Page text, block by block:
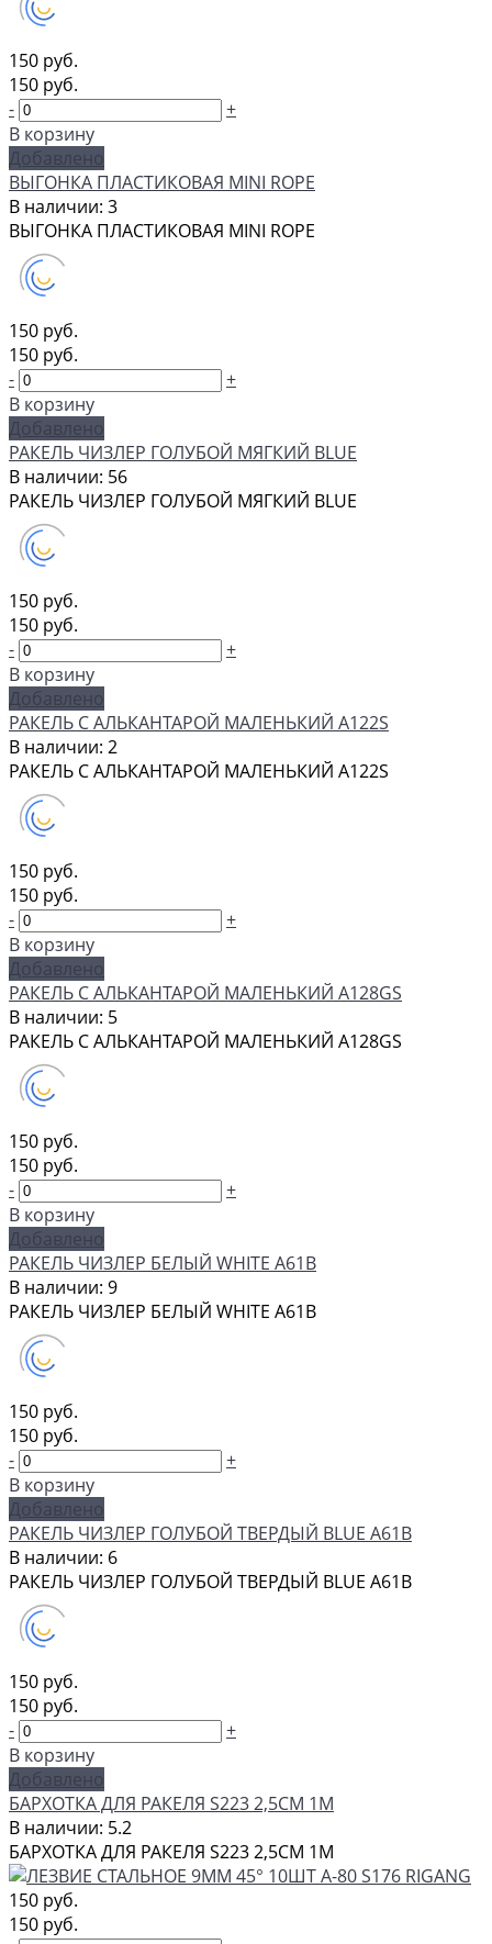
150 руб.
150 руб.
-
+
В корзину
Добавлено
ВЫГОНКА ПЛАСТИКОВАЯ MINI ROPE
В наличии: 3
ВЫГОНКА ПЛАСТИКОВАЯ MINI ROPE
150 руб.
150 руб.
-
+
В корзину
Добавлено
РАКЕЛЬ ЧИЗЛЕР ГОЛУБОЙ МЯГКИЙ BLUE
В наличии: 56
РАКЕЛЬ ЧИЗЛЕР ГОЛУБОЙ МЯГКИЙ BLUE
150 руб.
150 руб.
-
+
В корзину
Добавлено
РАКЕЛЬ С АЛЬКАНТАРОЙ МАЛЕНЬКИЙ A122S
В наличии: 2
РАКЕЛЬ С АЛЬКАНТАРОЙ МАЛЕНЬКИЙ A122S
150 руб.
150 руб.
-
+
В корзину
Добавлено
РАКЕЛЬ С АЛЬКАНТАРОЙ МАЛЕНЬКИЙ A128GS
В наличии: 5
РАКЕЛЬ С АЛЬКАНТАРОЙ МАЛЕНЬКИЙ A128GS
150 руб.
150 руб.
-
+
В корзину
Добавлено
РАКЕЛЬ ЧИЗЛЕР БЕЛЫЙ WHITE A61B
В наличии: 9
РАКЕЛЬ ЧИЗЛЕР БЕЛЫЙ WHITE A61B
150 руб.
150 руб.
-
+
В корзину
Добавлено
РАКЕЛЬ ЧИЗЛЕР ГОЛУБОЙ ТВЕРДЫЙ BLUE A61B
В наличии: 6
РАКЕЛЬ ЧИЗЛЕР ГОЛУБОЙ ТВЕРДЫЙ BLUE A61B
150 руб.
150 руб.
-
+
В корзину
Добавлено
БАРХОТКА ДЛЯ РАКЕЛЯ S223 2,5CМ 1М
В наличии: 5.2
БАРХОТКА ДЛЯ РАКЕЛЯ S223 2,5CМ 1М
150 руб.
150 руб.